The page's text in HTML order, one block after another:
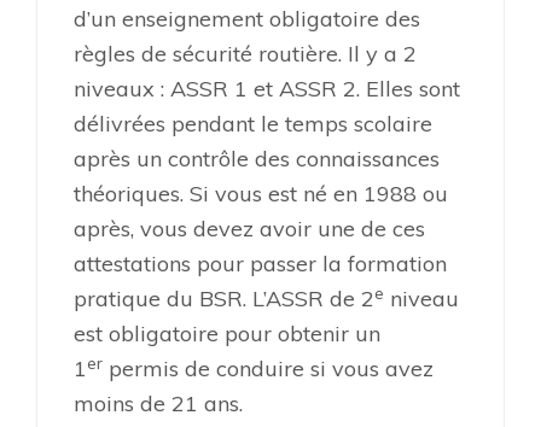
d’un enseignement obligatoire des
règles de sécurité routière. Il y a 2
niveaux : ASSR 1 et ASSR 2. Elles sont
délivrées pendant le temps scolaire
après un contrôle des connaissances
théoriques. Si vous est né en 1988 ou
après, vous devez avoir une de ces
attestations pour passer la formation
pratique du BSR. L’ASSR de 2e niveau
est obligatoire pour obtenir un
1er permis de conduire si vous avez
moins de 21 ans.